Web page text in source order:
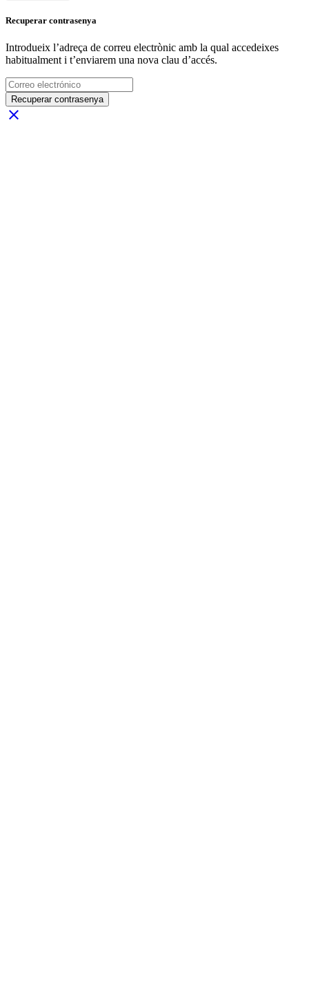
Recuperar contrasenya
Introdueix l’adreça de correu electrònic amb la qual accedeixes
habitualment i t’enviarem una nova clau d’accés.
Recuperar contrasenya
close